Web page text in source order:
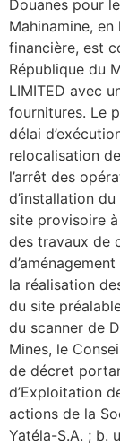
Douanes pour
Mahinamine, en
financière, est
République du
LIMITED avec
fournitures. Le
délai
relocalisation
l’arrêt des
d’installation du
site provisoire
des travaux de
la réalisation
du site
du scanner de
Mines, le
de décret
d’Exploitation
actions de la
Yatéla-S.A. ; b.